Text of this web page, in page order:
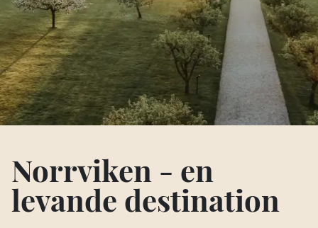
Norrviken - en
levande destination